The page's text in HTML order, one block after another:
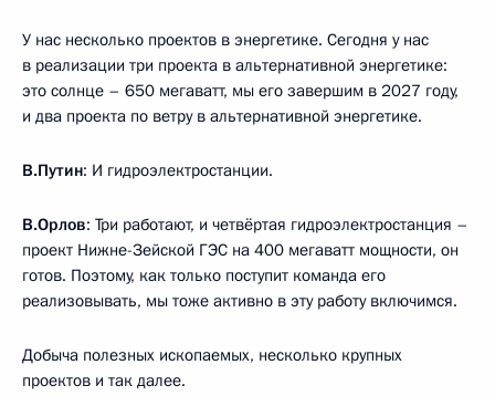
У нас несколько проектов в энергетике. Сегодня у нас
в реализации три проекта в альтернативной энергетике:
это солнце – 650 мегаватт, мы его завершим в 2027 году,
и два проекта по ветру в альтернативной энергетике.
В.Путин: И гидроэлектростанции.
В.Орлов: Три работают, и четвёртая гидроэлектростанция –
проект Нижне-Зейской ГЭС на 400 мегаватт мощности, он
готов. Поэтому, как только поступит команда его
реализовывать, мы тоже активно в эту работу включимся.
Добыча полезных ископаемых, несколько крупных
проектов и так далее.